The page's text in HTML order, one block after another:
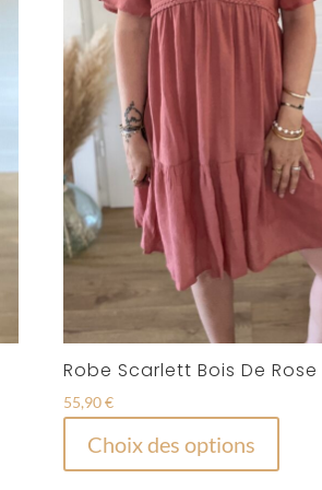
la
page
du
produit
Robe Scarlett Bois De Rose
55,90€
Choix des options